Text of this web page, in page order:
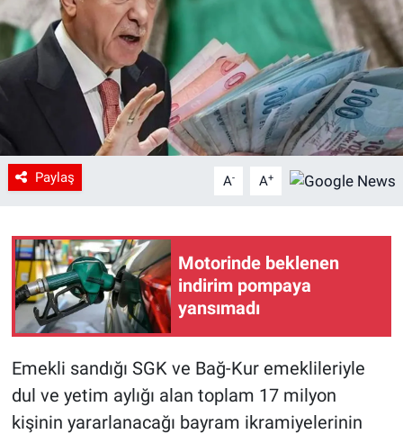
Paylaş A- A+
Motorinde beklenen
indirim pompaya
yansımadı
Emekli sandığı SGK ve Bağ-Kur emeklileriyle
dul ve yetim aylığı alan toplam 17 milyon
kişinin yararlanacağı bayram ikramiyelerinin